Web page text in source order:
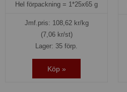
Hel förpackning = 1*25x65 g
Jmf.pris: 108,62kr/kg
(7,06 kr/st)
Lager: 35 förp.
Köp »